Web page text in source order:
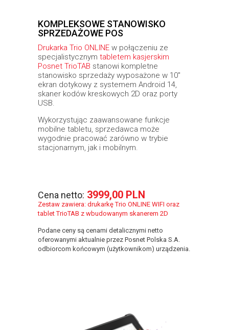
KOMPLEKSOWE STANOWISKO
SPRZEDAŻOWE POS
Drukarka Trio ONLINE w połączeniu ze
specjalistycznym tabletem kasjerskim
Posnet TrioTAB stanowi kompletne
stanowisko sprzedaży wyposażone w 10"
ekran dotykowy z systemem Android 14,
skaner kodów kreskowych 2D oraz porty
USB.
Wykorzystując zaawansowane funkcje
mobilne tabletu, sprzedawca może
wygodnie pracować zarówno w trybie
stacjonarnym, jak i mobilnym.
Cena netto: 3999,00 PLN
Zestaw zawiera: drukarkę Trio ONLINE WIFI oraz
tablet TrioTAB z wbudowanym skanerem 2D
Podane ceny są cenami detalicznymi netto
oferowanymi aktualnie przez Posnet Polska S.A.
odbiorcom końcowym (użytkownikom) urządzenia.